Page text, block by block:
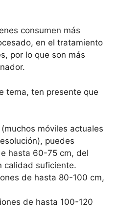
consumen más
en el tratamiento
por lo que son más
tema, ten presente que
móviles actuales
puedes
hasta 60-75 cm, del
calidad suficiente.
de hasta 80-100 cm,
de hasta 100-120